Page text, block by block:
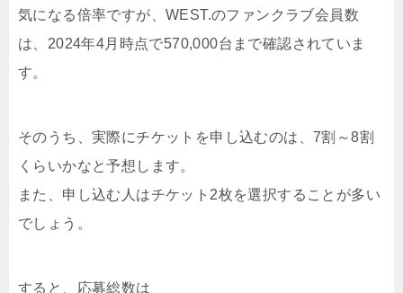
気になる倍率ですが、WEST.のファンクラブ会員数
は、2024年4月時点で570,000台まで確認されていま
す。
そのうち、実際にチケットを申し込むのは、7割～8割
くらいかなと予想します。
また、申し込む人はチケット2枚を選択することが多い
でしょう。
すると、応募総数は